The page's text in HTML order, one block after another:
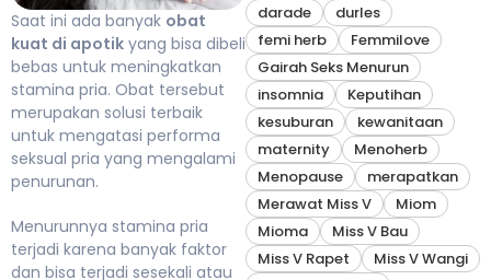
darade
durles
femi herb
Femmilove
Gairah Seks Menurun
insomnia
Keputihan
kesuburan
kewanitaan
maternity
Menoherb
Menopause
merapatkan
Merawat Miss V
Miom
Mioma
Miss V Bau
Miss V Rapet
Miss V Wangi
Saat ini ada banyak obat
kuat di apotik yang bisa dibeli
bebas untuk meningkatkan
stamina pria. Obat tersebut
merupakan solusi terbaik
untuk mengatasi performa
seksual pria yang mengalami
penurunan.
Menurunnya stamina pria
terjadi karena banyak faktor
dan bisa terjadi sesekali atau